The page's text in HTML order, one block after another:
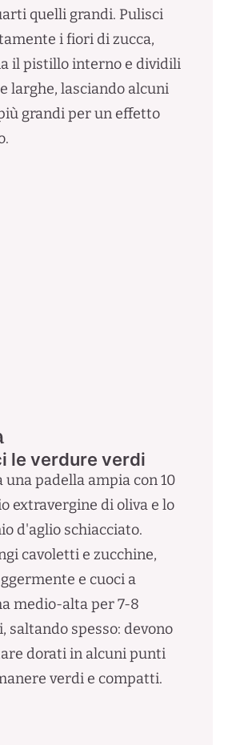
quelli grandi. Pulisci
i fiori di zucca,
il pistillo interno e dividili
larghe, lasciando alcuni
grandi per un effetto
le verdure verdi
una padella ampia con 10
extravergine di oliva e lo
d'aglio schiacciato.
cavoletti e zucchine,
e cuoci a
medio-alta per 7-8
saltando spesso: devono
dorati in alcuni punti
verdi e compatti.